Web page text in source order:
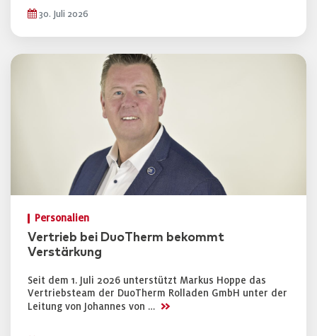
30. Juli 2026
Personalien
Vertrieb bei DuoTherm bekommt
Verstärkung
Seit dem 1. Juli 2026 unterstützt Markus Hoppe das
Vertriebsteam der DuoTherm Rolladen GmbH unter der
Leitung von Johannes von … >>